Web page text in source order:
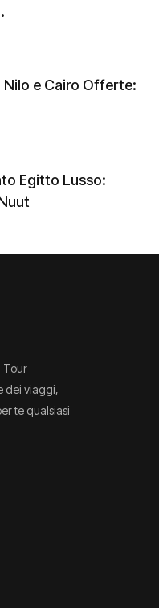
e Cairo Offerte:
Egitto Lusso:
Tour
dei viaggi,
te qualsiasi